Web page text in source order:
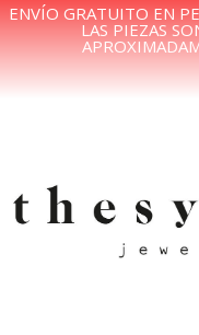
ENVÍO GRATUITO EN
LAS PIEZAS